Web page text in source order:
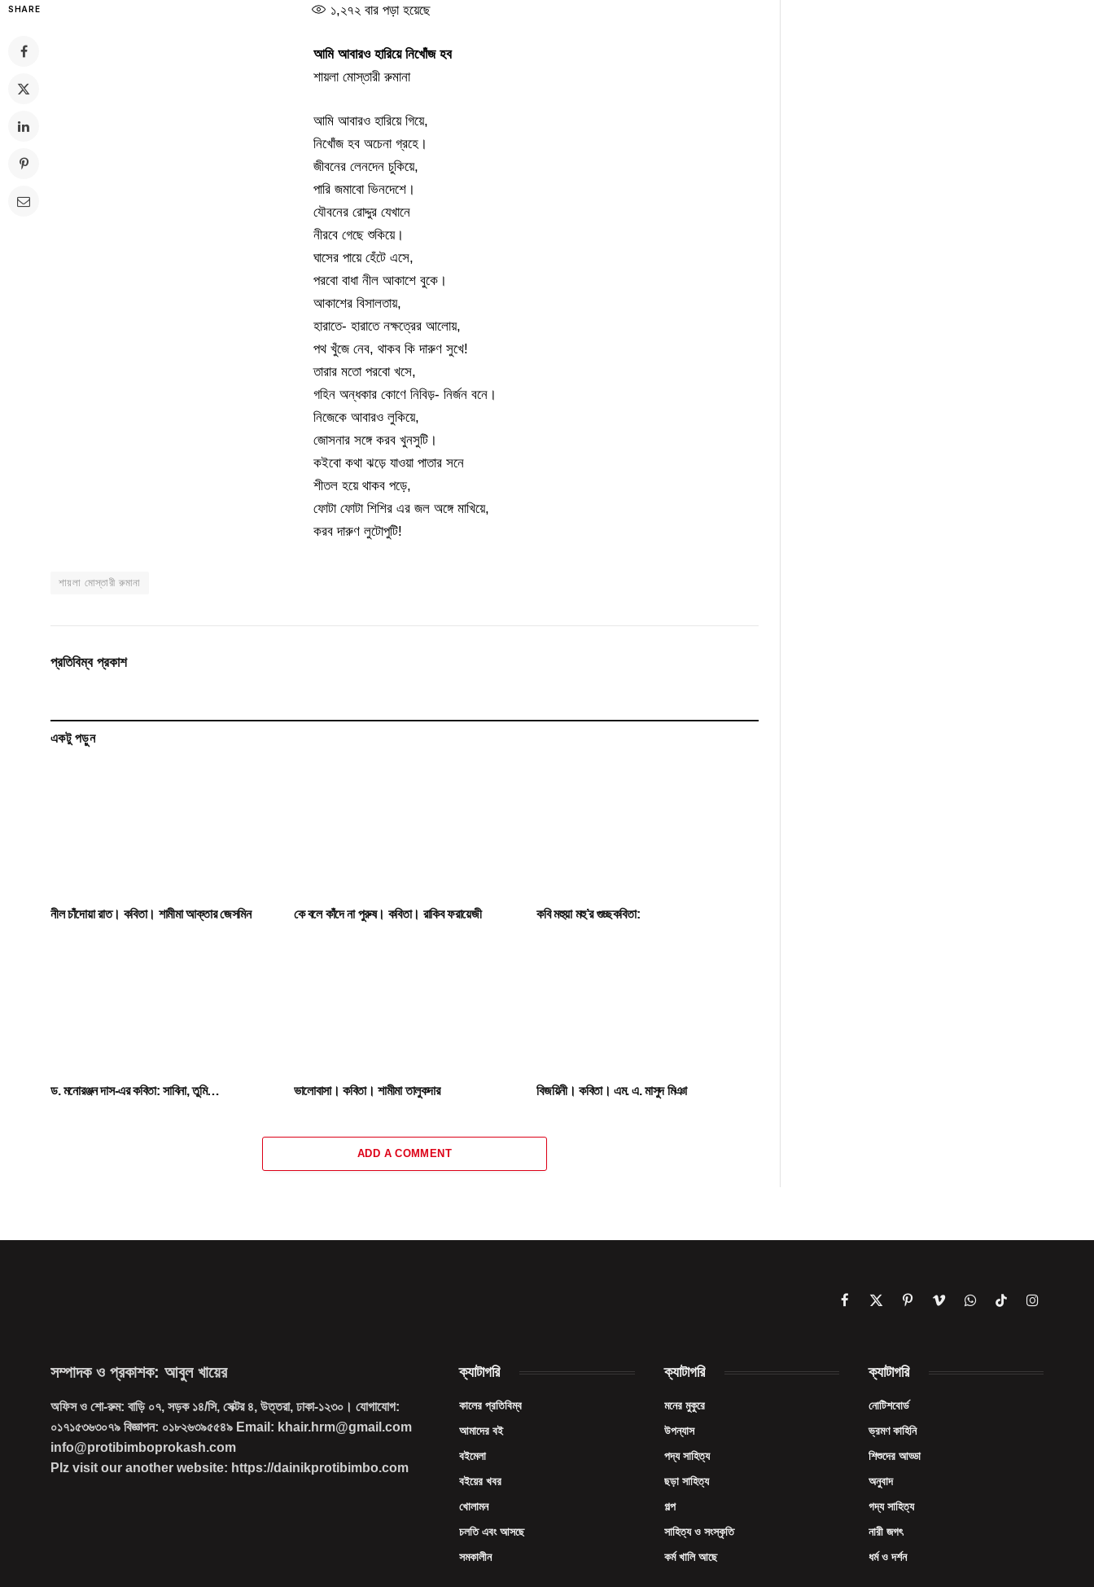
SHARE ১,২৭২ বার পড়া হয়েছে
আমি আবারও হারিয়ে নিখোঁজ হব
শায়লা মোস্তারী রুমানা
আমি আবারও হারিয়ে গিয়ে,
নিখোঁজ হব অচেনা গ্রহে।
জীবনের লেনদেন চুকিয়ে,
পারি জমাবো ভিনদেশে।
যৌবনের রোদ্দুর যেখানে
নীরবে গেছে শুকিয়ে।
ঘাসের পায়ে হেঁটে এসে,
পরবো বাধা নীল আকাশে বুকে।
আকাশের বিসালতায়,
হারাতে- হারাতে নক্ষত্রের আলোয়,
পথ খুঁজে নেব, থাকব কি দারুণ সুখে!
তারার মতো পরবো খসে,
গহিন অন্ধকার কোণে নিবিড়- নির্জন বনে।
নিজেকে আবারও লুকিয়ে,
জোসনার সঙ্গে করব খুনসুটি।
কইবো কথা ঝড়ে যাওয়া পাতার সনে
শীতল হয়ে থাকব পড়ে,
ফোটা ফোটা শিশির এর জল অঙ্গে মাখিয়ে,
করব দারুণ লুটোপুটি!
শায়লা মোস্তারী রুমানা
প্রতিবিম্ব প্রকাশ
একটু পড়ুন
নীল চাঁদোয়া রাত। কবিতা। শামীমা আক্তার জেসমিন কে বলে কাঁদে না পুরুষ। কবিতা। রাকিব ফরায়েজী কবি মহুয়া মহু’র গুচ্ছকবিতা:
ড. মনোরঞ্জন দাস-এর কবিতা: সাবিনা, তুমি… ভালোবাসা। কবিতা। শামীমা তালুকদার বিজয়িনী। কবিতা। এম. এ. মাসুদ মিঞা
ADD A COMMENT
Facebook
X
PinterestVimeoWhatsAppTikTokInstagram
সম্পাদক ও প্রকাশক: আবুল খায়ের
অফিস ও শো-রুম: বাড়ি ০৭, সড়ক ১৪/সি, সেক্টর ৪, উত্তরা, ঢাকা-১২৩০। যোগাযোগ:
০১৭১৫৩৬৩০৭৯ বিজ্ঞাপন: ০১৮২৬৩৯৫৫৪৯ Email: khair.hrm@gmail.com
info@protibimboprokash.com
Plz visit our another website: https://dainikprotibimbo.com
ক্যাটাগরি
কালের প্রতিবিম্ব
আমাদের বই
বইমেলা
বইয়ের খবর
খোলামন
চলতি এবং আসছে
সমকালীন
ক্যাটাগরি
মনের মুকুরে
উপন্যাস
পদ্য সাহিত্য
ছড়া সাহিত্য
গল্প
সাহিত্য ও সংস্কৃতি
কর্ম খালি আছে
ক্যাটাগরি
নোটিশবোর্ড
ভ্রমণ কাহিনি
শিশুদের আড্ডা
অনুবাদ
গদ্য সাহিত্য
নারী জগৎ
ধর্ম ও দর্শন